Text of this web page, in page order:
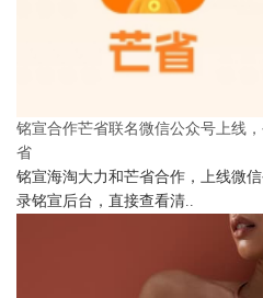
铭宣合作芒省联名微信公众号上线
省
铭宣海淘大力和芒省合作，上线微
录铭宣后台，直接查看清..